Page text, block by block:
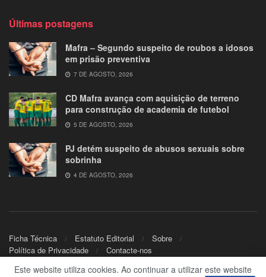
Últimas postagens
Mafra – Segundo suspeito de roubos a idosos
em prisão preventiva
7 DE AGOSTO, 2026
CD Mafra avança com aquisição de terreno
para construção de academia de futebol
5 DE AGOSTO, 2026
PJ detém suspeito de abusos sexuais sobre
sobrinha
4 DE AGOSTO, 2026
Ficha Técnica Estatuto Editorial
Sobre
Política de Privacidade
Contacte-nos
© 2024Mafra.TV
Este website utiliza cookies. Ao continuar a utilizar este website